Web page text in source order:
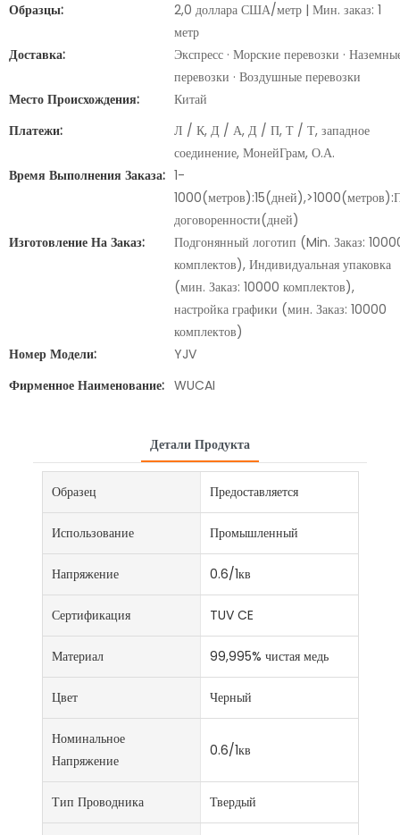
Образцы:
2,0 доллара США/метр | Мин. заказ: 1
метр
Доставка:
Экспресс · Морские перевозки ·
перевозки · Воздушные перевозки
Место Происхождения:
Китай
Платежи:
Л / К, Д / А, Д / П, Т / Т, западное
соединение, МонейГрам, О.А.
Время Выполнения Заказа: 1-
договоренности(дней)
Изготовление На Заказ:
Подгонянный логотип (Min. Заказ:
комплектов), Индивидуальная упаковка
(мин. Заказ: 10000 комплектов),
настройка графики (мин. Заказ: 10000
комплектов)
Номер Модели:
YJV
Фирменное Наименование: WUCAI
Детали Продукта
Образец Предоставляется
Использование Промышленный
Напряжение 0.6/1кв
Сертификация TUV CE
Материал 99,995% чистая медь
Цвет Черный
Номинальное
Напряжение
0.6/1кв
Тип Проводника Твердый